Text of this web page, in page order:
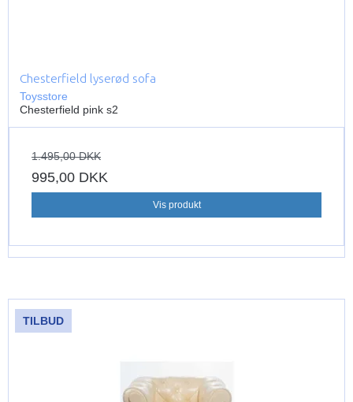
Chesterfield lyserød sofa
Toysstore
Chesterfield pink s2
1.495,00 DKK
995,00 DKK
Vis produkt
TILBUD